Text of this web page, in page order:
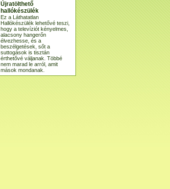
Újratölthető
hallókészülék
Ez a Láthatatlan
Hallókészülék lehetővé teszi,
hogy a televíziót kényelmes,
alacsony hangerőn
élvezhesse, és a
beszélgetések, sőt a
suttogások is tisztán
érthetővé váljanak. Többé
nem marad le arról, amit
mások mondanak.